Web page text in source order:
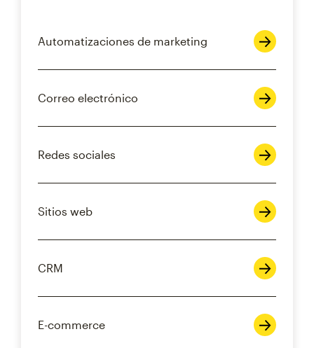
Automatizaciones de marketing
Correo electrónico
Redes sociales
Sitios web
CRM
E-commerce